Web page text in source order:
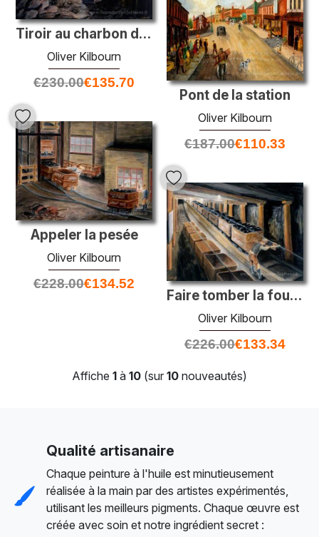
Tiroir au charbon dans le goaf
Oliver Kilbourn
€230.00€135.70
Pont de la station
Oliver Kilbourn
€187.00€110.33
Appeler la pesée
Oliver Kilbourn
€228.00€134.52
Faire tomber la fourchette
Oliver Kilbourn
€226.00€133.34
Affiche 1 à 10 (sur 10 nouveautés)
Qualité artisanaire
Chaque peinture à l'huile est minutieusement
réalisée à la main par des artistes expérimentés,
utilisant les meilleurs pigments. Chaque œuvre est
créée avec soin et notre ingrédient secret :